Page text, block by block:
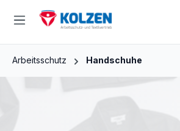
Zum Hauptinhalt springen
Arbeitsschutz Handschuhe